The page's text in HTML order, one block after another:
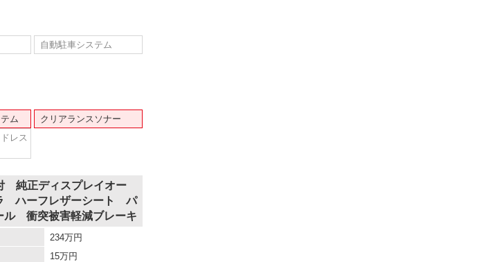
自動駐車システム
ム
クリアランスソナー
レス
純正ディスプレイオー
ハーフレザーシート パ
衝突被害軽減ブレーキ
234万円
15万円